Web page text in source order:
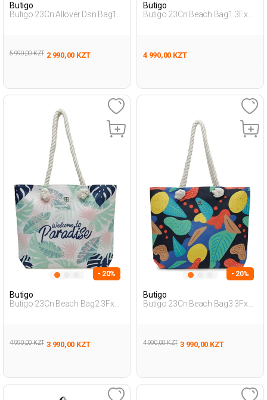
Butigo
Butigo 23Cn Allover Dsn Bag1
5 990,00 KZT 2 990,00 KZT
Butigo
Butigo 23Cn Beach Bag1 3Fx
4 990,00 KZT
- 20%
Butigo
Butigo 23Cn Beach Bag2 3Fx
4 990,00 KZT 3 990,00 KZT
- 20%
Butigo
Butigo 23Cn Beach Bag3 3Fx
4 990,00 KZT 3 990,00 KZT